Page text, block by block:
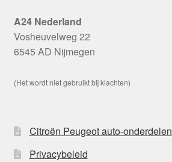
A24 Nederland
Vosheuvelweg 22
6545 AD Nijmegen
(Het wordt niet gebruikt bij klachten)
Citroën Peugeot auto-onderdelen
Privacybeleid